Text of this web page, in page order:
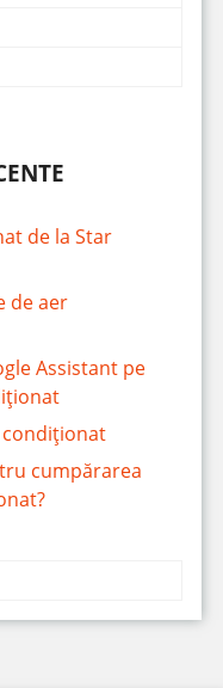
de la Star
de aer
Assistant pe
cumpărarea